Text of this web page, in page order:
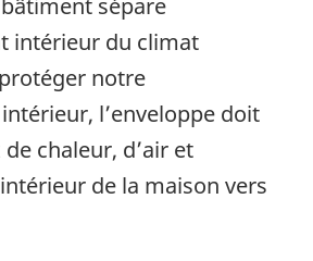
sépare
intérieur du climat
notre
l’enveloppe doit
chaleur, d’air et
de la maison vers